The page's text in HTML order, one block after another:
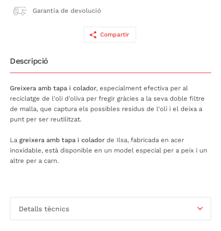
Garantia de devolució
Compartir
Descripció
Greixera amb tapa i colador, especialment efectiva per al
reciclatge de l'oli d'oliva per fregir gràcies a la seva doble filtre
de malla, que captura els possibles residus de l'oli i el deixa a
punt per ser reutilitzat.
La greixera amb tapa i colador de Ilsa, fabricada en acer
inoxidable, està disponible en un model especial per a peix i un
altre per a carn.
Detalls tècnics